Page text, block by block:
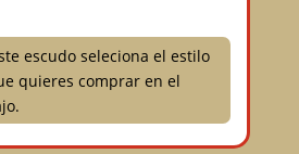
escudo seleciona el estilo
quieres comprar en el